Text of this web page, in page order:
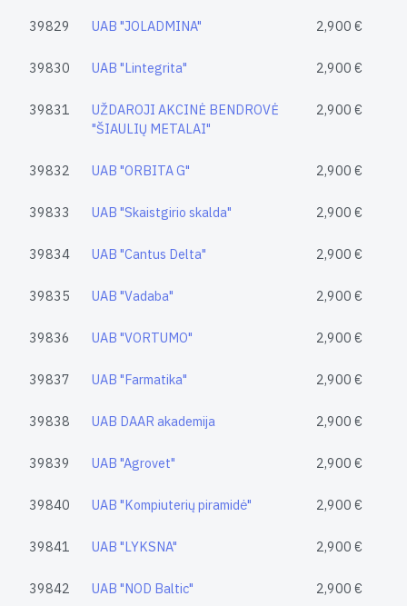
39829 UAB "JOLADMINA" 2,900 €
39830 UAB "Lintegrita" 2,900 €
39831
UŽDAROJI AKCINĖ BENDROVĖ
"ŠIAULIŲ METALAI"
2,900 €
39832 UAB "ORBITA G" 2,900 €
39833 UAB "Skaistgirio skalda" 2,900 €
39834 UAB "Cantus Delta" 2,900 €
39835 UAB "Vadaba" 2,900 €
39836 UAB "VORTUMO" 2,900 €
39837 UAB "Farmatika" 2,900 €
39838 UAB DAAR akademija 2,900 €
39839 UAB "Agrovet" 2,900 €
39840 UAB "Kompiuterių piramidė" 2,900 €
39841 UAB "LYKSNA" 2,900 €
39842 UAB "NOD Baltic" 2,900 €